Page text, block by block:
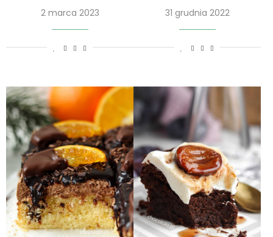
2 marca 2023 31 grudnia 2022